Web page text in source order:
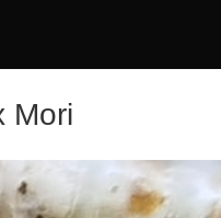
Mori